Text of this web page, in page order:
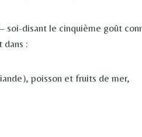
soi-disant le cinquième goût
:
poisson et fruits de mer,